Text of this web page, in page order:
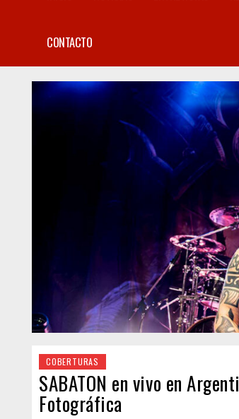
CONTACTO
COBERTURAS
SABATON en vivo en
Fotográfica